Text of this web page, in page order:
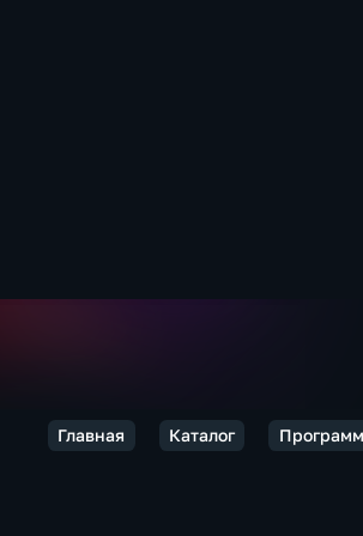
Главная Каталог